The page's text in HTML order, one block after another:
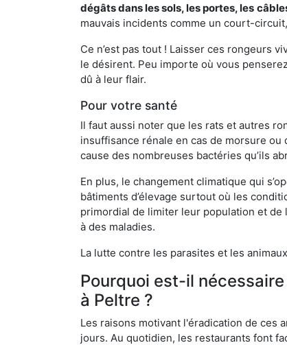
dégâts dans les sols, les portes, les
mauvais incidents comme un court-
Ce n’est pas tout ! Laisser ces rongeurs
le désirent. Peu importe où vous
dû à leur flair.
Pour votre santé
Il faut aussi noter que les rats et autres
insuffisance rénale en cas de morsure
cause des nombreuses bactéries qu’ils
En plus, le changement climatique qui
bâtiments d’élevage surtout où les
primordial de limiter leur population et
à des maladies.
La lutte contre les parasites et les
Pourquoi est-il
à Peltre ?
Les raisons motivant l'éradication de ces
jours. Au quotidien, les restaurants font